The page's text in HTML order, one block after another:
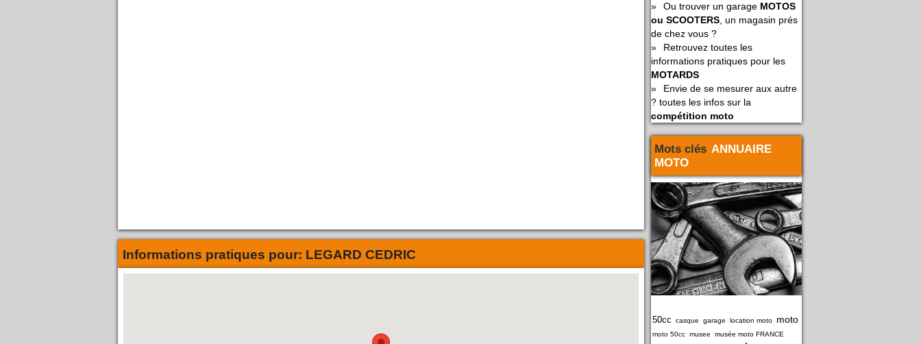
»
Ou trouver un garage MOTOS
ou SCOOTERS , un magasin prés
de chez vous ?
»
Retrouvez toutes les
informations pratiques pour les
MOTARDS
»
Envie de se mesurer aux autre
? toutes les infos sur la
compétition moto
Mots clés ANNUAIRE
MOTO
50cc casque garage location moto moto
moto 50cc musee musée moto FRANCE
Informations pratiques pour: LEGARD CEDRIC